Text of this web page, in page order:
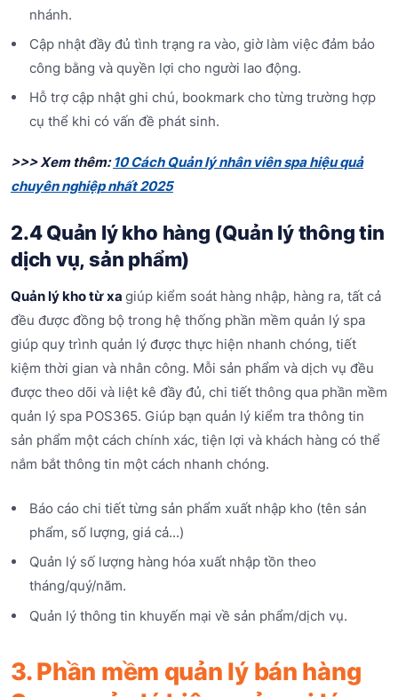
nhánh.
Cập nhật đầy đủ tình trạng ra vào, giờ làm việc đảm bảo
công bằng và quyền lợi cho người lao động.
Hỗ trợ cập nhật ghi chú, bookmark cho từng trường hợp
cụ thể khi có vấn đề phát sinh.
>>> Xem thêm:10 Cách Quản lý nhân viên spa hiệu quả
chuyên nghiệp nhất 2025
2.4 Quản lý kho hàng (Quản lý thông tin
dịch vụ, sản phẩm)
Quản lý kho từ xa giúp kiểm soát hàng nhập, hàng ra, tất cả
đều được đồng bộ trong hệ thống phần mềm quản lý spa
giúp quy trình quản lý được thực hiện nhanh chóng, tiết
kiệm thời gian và nhân công. Mỗi sản phẩm và dịch vụ đều
được theo dõi và liệt kê đầy đủ, chi tiết thông qua phần mềm
quản lý spa POS365. Giúp bạn quản lý kiểm tra thông tin
sản phẩm một cách chính xác, tiện lợi và khách hàng có thể
nắm bắt thông tin một cách nhanh chóng.
Báo cáo chi tiết từng sản phẩm xuất nhập kho (tên sản
phẩm, số lượng, giá cả...)
Quản lý số lượng hàng hóa xuất nhập tồn theo
tháng/quý/năm.
Quản lý thông tin khuyến mại về sản phẩm/dịch vụ.
3. Phần mềm quản lý bán hàng